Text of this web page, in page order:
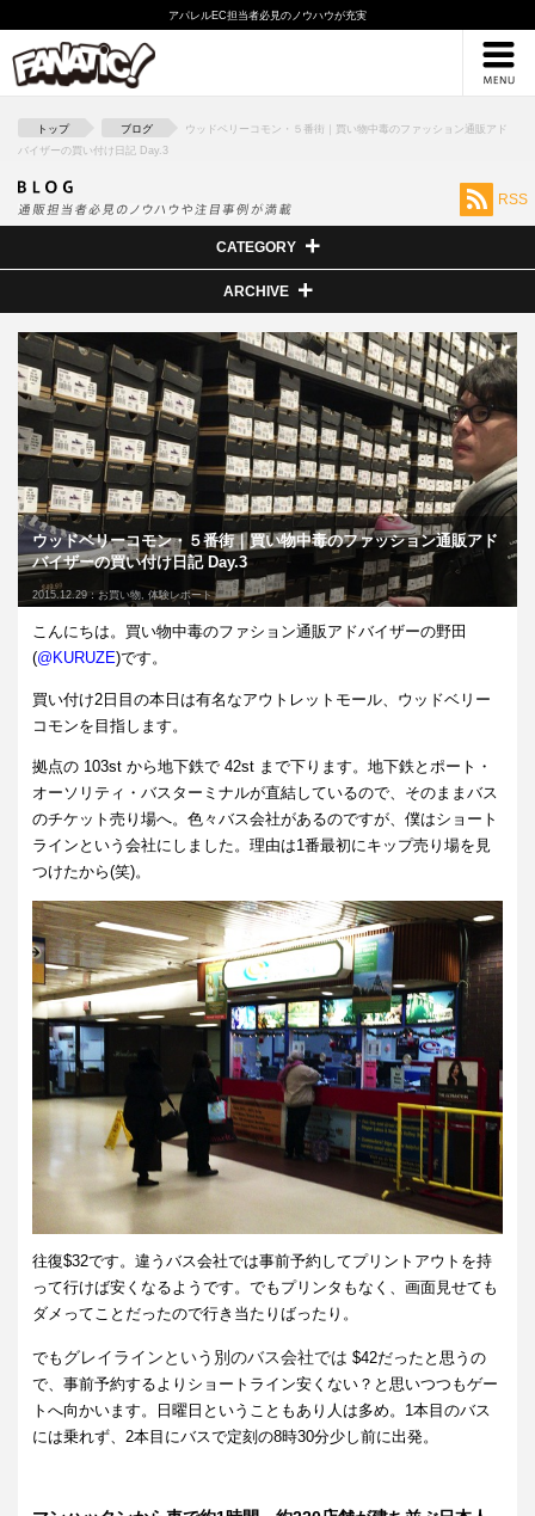
アパレルEC担当者必見のノウハウが充実
採用情報
トップ ブログ
ウッドベリーコモン・５番街｜買い物中毒のファッション通販アド
バイザーの買い付け日記 Day.3
RSS
CATEGORY
ARCHIVE
ウッドベリーコモン・５番街｜買い物中毒のファッション通販アド
バイザーの買い付け日記 Day.3
2015.12.29：お買い物, 体験レポート
こんにちは。買い物中毒のファション通販アドバイザーの野田
(@KURUZE)です。
買い付け2日目の本日は有名なアウトレットモール、ウッドベリー
コモンを目指します。
拠点の 103st から地下鉄で 42st まで下ります。地下鉄とポート・
オーソリティ・バスターミナルが直結しているので、そのままバス
のチケット売り場へ。色々バス会社があるのですが、僕はショート
ラインという会社にしました。理由は1番最初にキップ売り場を見
つけたから(笑)。
往復$32です。違うバス会社では事前予約してプリントアウトを持
って行けば安くなるようです。でもプリンタもなく、画面見せても
ダメってことだったので行き当たりばったり。
でも グレイラインという別のバス会社では $42だったと思うの
で、事前予約するよりショートライン安くない？と思いつつもゲー
トへ向かいます。日曜日ということもあり人は多め。1本目のバス
には乗れず、2本目にバスで定刻の8時30分少し前に出発。